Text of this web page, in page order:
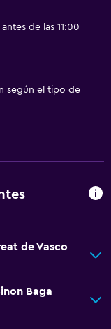
de las 11:00
según el tipo de
de Vasco
Baga